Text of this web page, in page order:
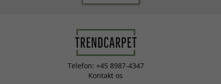
Telefon: +45 8987-4347
Kontakt os